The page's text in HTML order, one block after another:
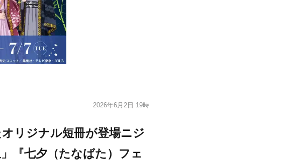
2026年6月2日 19時
リジナル短冊が登場ニジ
『七夕（たなばた）フェ